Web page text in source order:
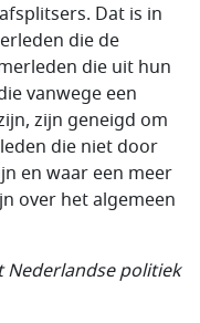
Dat is in
die de
die uit hun
vanwege een
zijn geneigd om
die niet door
en waar een meer
over het algemeen
Nederlandse politiek